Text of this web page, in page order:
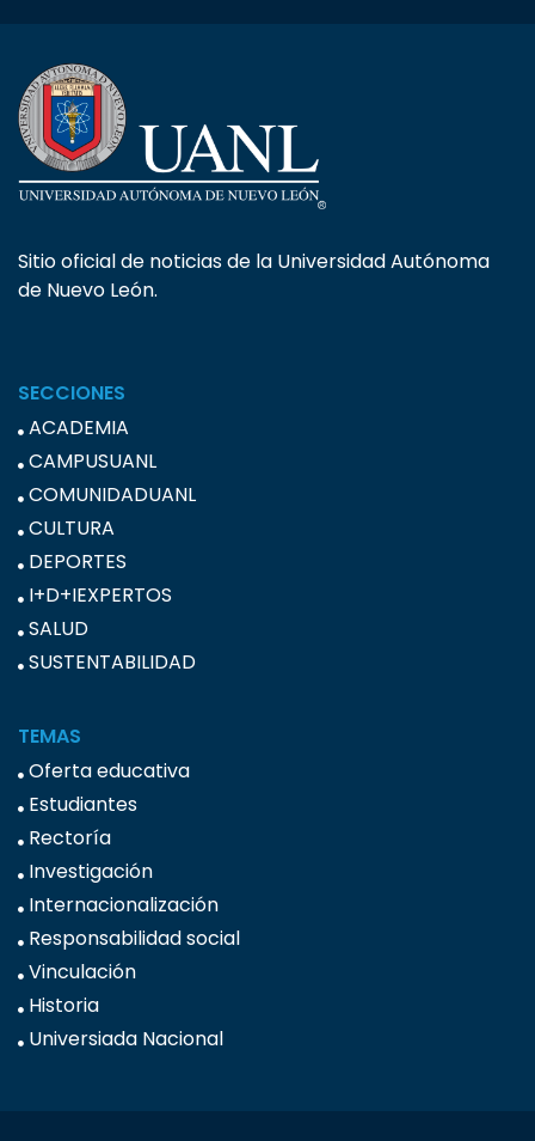
Sitio oficial de noticias de la Universidad Autónoma
de Nuevo León.
SECCIONES
ACADEMIA
CAMPUSUANL
COMUNIDADUANL
CULTURA
DEPORTES
I+D+IEXPERTOS
SALUD
SUSTENTABILIDAD
TEMAS
Oferta educativa
Estudiantes
Rectoría
Investigación
Internacionalización
Responsabilidad social
Vinculación
Historia
Universiada Nacional